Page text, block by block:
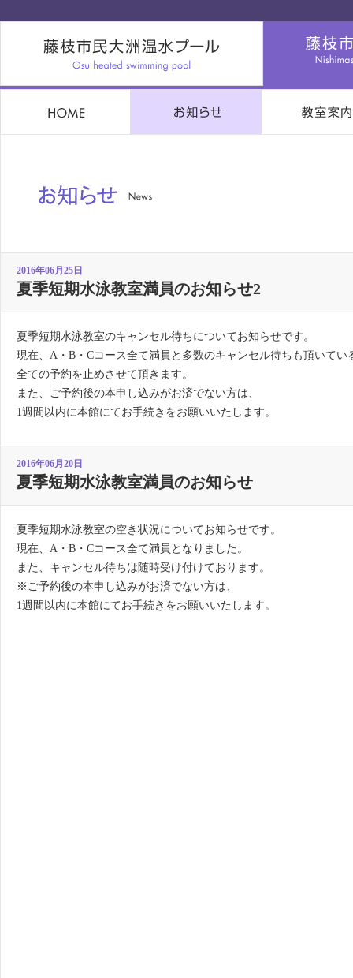
2016年06月25日
夏季短期水泳教室満員のお知らせ2
夏季短期水泳教室のキャンセル待ちについてお知らせです。
現在、A・B・Cコース全て満員と多数のキャンセル待ちも頂いてい
全ての予約を止めさせて頂きます。
また、ご予約後の本申し込みがお済でない方は、
1週間以内に本館にてお手続きをお願いいたします。
2016年06月20日
夏季短期水泳教室満員のお知らせ
夏季短期水泳教室の空き状況についてお知らせです。
現在、A・B・Cコース全て満員となりました。
また、キャンセル待ちは随時受け付けております。
※ご予約後の本申し込みがお済でない方は、
1週間以内に本館にてお手続きをお願いいたします。